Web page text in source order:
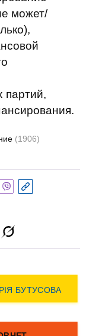
может/
партий,
(1906)